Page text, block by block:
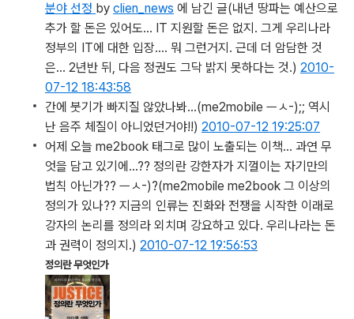
분야 선정 by clien_news 에 남긴 글(내년 땅파는 예산으로
추가 할 돈은 있어도... IT 지원할 돈은 없지. 그게 우리나라
정부의 IT에 대한 입장.... 뭐 그런거지. 근데 더 암담한 것
은... 2년반 뒤, 다음 정권도 그닥 밝지 못하다는 것.) 2010-
07-12 18:43:58
간에 붓기가 빠지질 않았나봐…(me2mobile ㅡㅅ-);; 역시
난 음주 체질이 아니었던거야!!) 2010-07-12 19:25:07
어제 오늘 me2book 태그로 많이 노출되는 이책… 과연 무
엇을 담고 있기에…?? 정의란 강한자가 지껄이는 자기만의
법칙 아닌가?? ㅡㅅ-)?(me2mobile me2book 그 이상의
정의가 있나?? 지금의 인류는 진화와 전쟁을 시작한 이래로
강자의 논리를 정의라 외치며 강요하고 있다. 우리나라는 돈
과 권력이 정의지.) 2010-07-12 19:56:53
정의란 무엇인가